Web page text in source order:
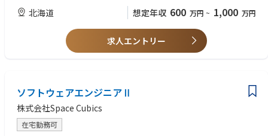
・回路図設計
・人工衛星など「宇宙」に関連する業務の経験
・オープンソースコミュニティの経験
・組み込みLinux (Device Driver, アプリケーション)の開発経験
・Real-Time OS (Device Driver, アプリケーション) の開発経験
・Bare metalの開発経験
・要求仕様を理解して設計から試験まで一通りできること
・自分で書いたすべての回路図の意味を説明できること
・自分のわからない箇所を適切に説明できること
・CPUアーキテクチャーを理解し、ハードウェアの動作確認ができること
北海道 想定年収 600 万円 ~ 1,000 万円
求人エントリー
ソフトウェアエンジニアⅡ
株式会社Space Cubics
在宅勤務可